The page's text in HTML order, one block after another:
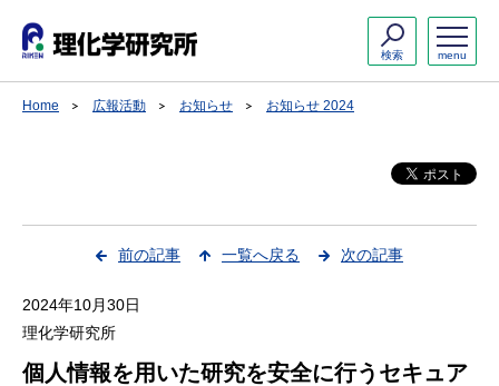
menu
検索
Home 広報活動 お知らせ お知らせ 2024
前の記事 一覧へ戻る 次の記事
2024年10月30日
理化学研究所
個人情報を用いた研究を安全に行うセキュア